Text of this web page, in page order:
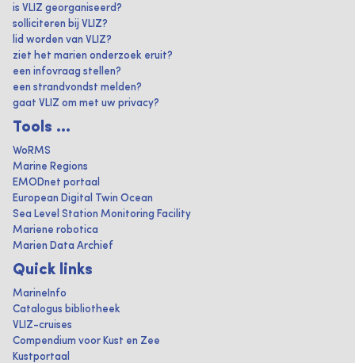
is VLIZ georganiseerd?
solliciteren bij VLIZ?
lid worden van VLIZ?
ziet het marien onderzoek eruit?
een infovraag stellen?
een strandvondst melden?
gaat VLIZ om met uw privacy?
Tools ...
WoRMS
Marine Regions
EMODnet portaal
European Digital Twin Ocean
Sea Level Station Monitoring Facility
Mariene robotica
Marien Data Archief
Quick links
MarineInfo
Catalogus bibliotheek
VLIZ-cruises
Compendium voor Kust en Zee
Kustportaal